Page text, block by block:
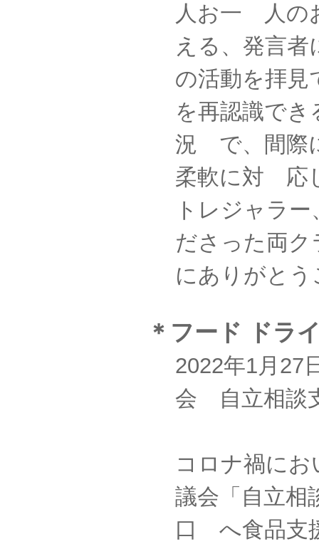
人お一 人の
える、発言
の活動を拝
を再認識で
況 で、間際
柔軟に対 応
トレジャラ
ださった両
にありがと
＊フード ドラ
2022年1月27
会 自立相談
コロナ禍に
議会「自立相
口 へ食品支